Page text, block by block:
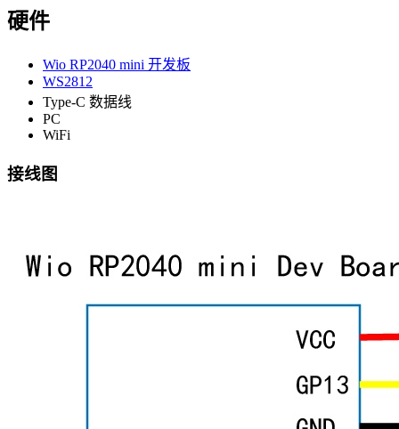
硬件
Wio RP2040 mini 开发板
WS2812
Type-C 数据线
PC
WiFi
接线图